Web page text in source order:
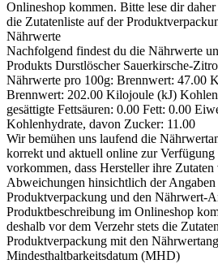
Onlineshop kommen. Bitte lese dir
die Zutatenliste auf der
Nährwerte
Nachfolgend findest du die Nährwerte
Produkts Durstlöscher Sauerkirsche-
Nährwerte pro 100g: Brennwert: 47.00
Brennwert: 202.00 Kilojoule (kJ)
gesättigte Fettsäuren: 0.00 Fett: 0.00
Kohlenhydrate, davon Zucker: 11.00
Wir bemühen uns laufend die
korrekt und aktuell online zur Verfügung
vorkommen, dass Hersteller ihre Zutaten
Abweichungen hinsichtlich der Angaben
Produktverpackung und den Nährwert-
Produktbeschreibung im Onlineshop
deshalb vor dem Verzehr stets die
Produktverpackung mit den
Mindesthaltbarkeitsdatum (MHD)